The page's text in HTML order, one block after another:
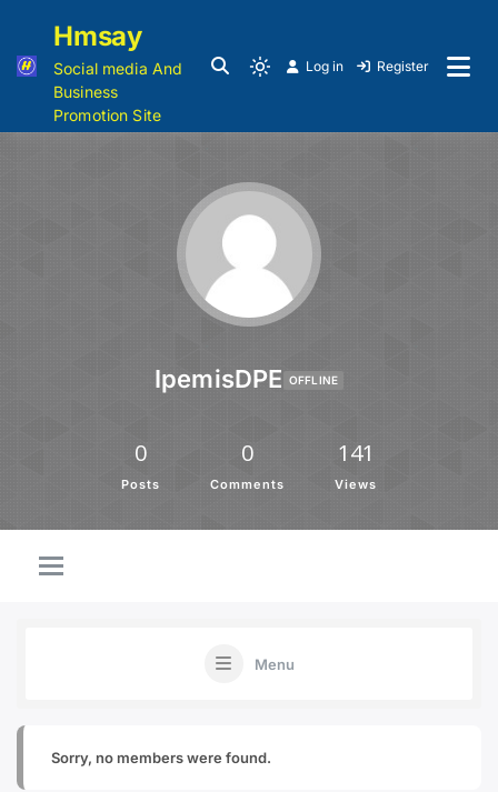
Hmsay
Social media And
Business
Promotion Site
Log in Register
IpemisDPE OFFLINE
0
Posts
0
Comments
141
Views
Menu
Sorry, no members were found.